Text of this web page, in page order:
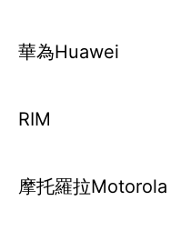
華為Huawei
RIM
摩托羅拉Motorola